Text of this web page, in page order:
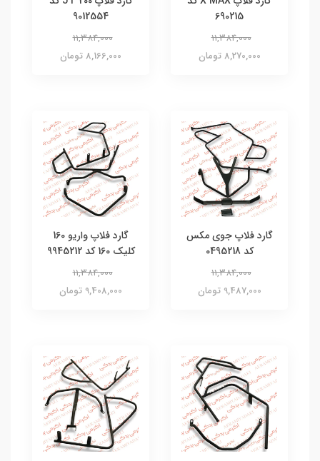
690215
11,384,000
8,270,000 تومان
9012554
11,384,000
8,166,000 تومان
گارد فلاپ جوی مکس
کد 0495218
11,384,000
9,487,000 تومان
گارد فلاپ واریو 160
کلیک 160 کد 9945212
11,384,000
9,408,000 تومان